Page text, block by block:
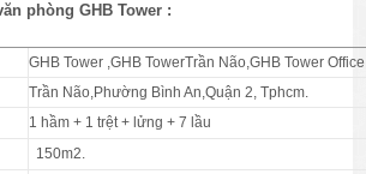
phòng GHB Tower :
GHB Tower ,GHB TowerTrần Não,GHB Tower Office
Trần Não,Phường Bình An,Quận 2, Tphcm.
1 hầm + 1 trệt + lửng + 7 lầu
150m2.